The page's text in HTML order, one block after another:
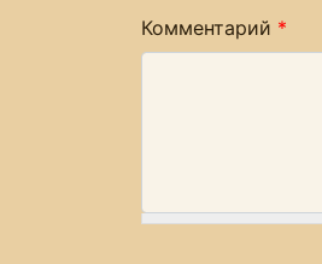
Комментарий *